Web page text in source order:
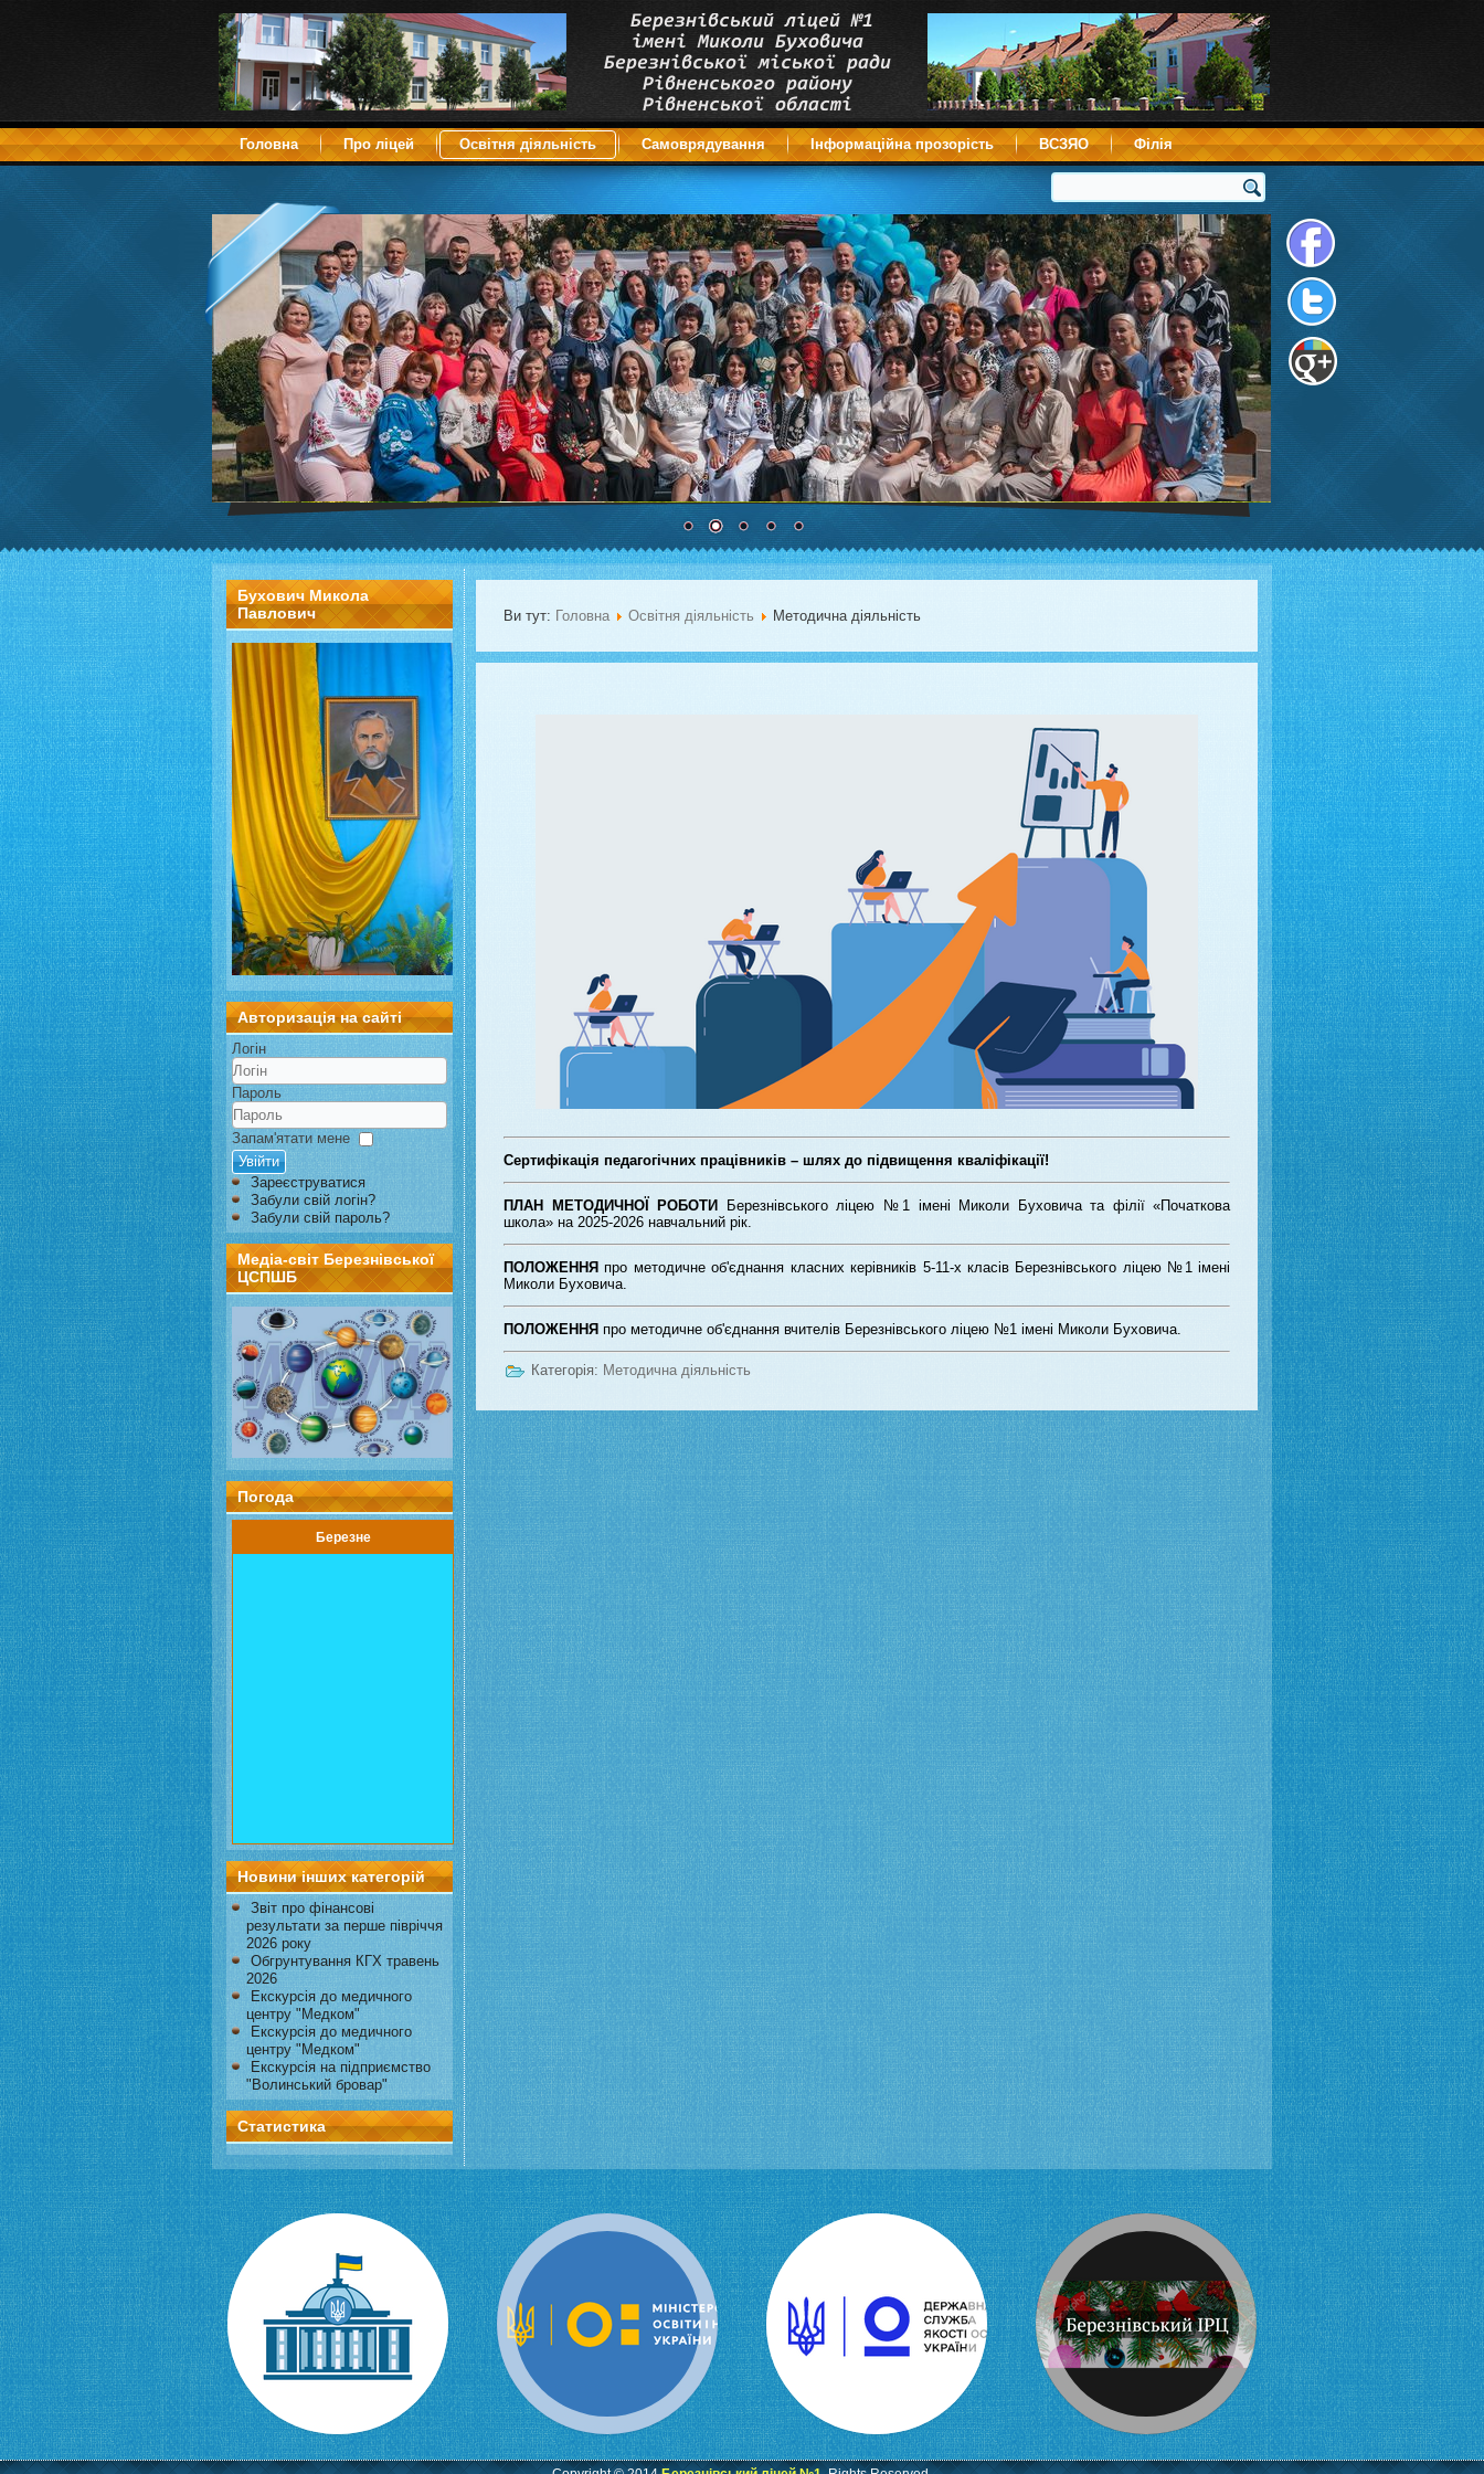
Головна Про ліцей Освітня діяльність Самоврядування Інформаційна прозорість ВСЗЯО Філія
Бухович Микола
Павлович
Авторизація на сайті
Логін
Пароль
Запам'ятати мене
Увійти
Зареєструватися
Забули свій логін?
Забули свій пароль?
Медіа-світ Березнівської
ЦСПШБ
Погода
Березне
Новини інших категорій
Звіт про фінансові
результати за перше півріччя
2026 року
Обгрунтування КГХ травень
2026
Екскурсія до медичного
центру "Медком"
Екскурсія до медичного
центру "Медком"
Екскурсія на підприємство
"Волинський бровар"
Статистика
Ви тут: Головна Освітня діяльність Методична діяльність
Сертифікація педагогічних працівників – шлях до підвищення кваліфікації!
ПЛАН МЕТОДИЧНОЇ РОБОТИ
Березнівського ліцею №1 імені Миколи Буховича та філії «Початкова
школа» на 2025-2026 навчальний рік.
ПОЛОЖЕННЯ про методичне об'єднання класних керівників 5-11-х класів Березнівського ліцею №1 імені
Миколи Буховича.
ПОЛОЖЕННЯ про методичне об'єднання вчителів Березнівського ліцею №1 імені Миколи Буховича.
Категорія: Методична діяльність